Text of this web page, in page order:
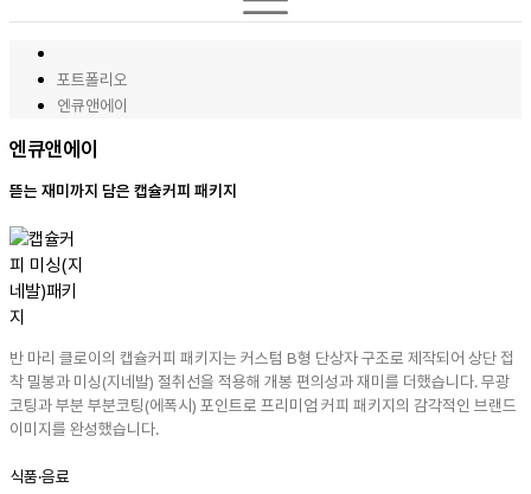
포트폴리오
엔큐앤에이
엔큐앤에이
뜯는 재미까지 담은 캡슐커피 패키지
반 마리 클로이의 캡슐커피 패키지는 커스텀 B형 단상자 구조로 제작되어 상단 접
착 밀봉과 미싱(지네발) 절취선을 적용해 개봉 편의성과 재미를 더했습니다. 무광
코팅과 부분 부분코팅(에폭시) 포인트로 프리미엄 커피 패키지의 감각적인 브랜드
이미지를 완성했습니다.
식품·음료